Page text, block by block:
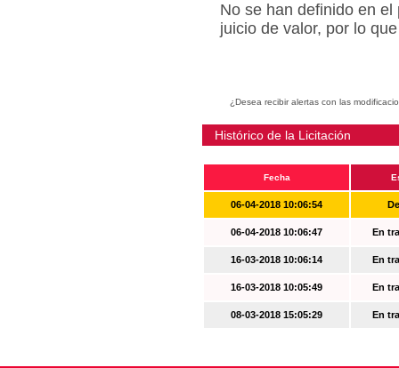
No se han definido en
juicio de valor, por lo
¿Desea recibir alertas con las
Histórico de la Licitación
Fecha
06-04-2018 10:06:54
06-04-2018 10:06:47 En
16-03-2018 10:06:14 En
16-03-2018 10:05:49 En
08-03-2018 15:05:29 En